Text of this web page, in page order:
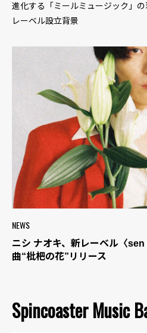
進化する「ミールミュージック」
レーベル設立背景
NEWS
ニシ ナオキ、新レーベル〈
曲“枇杷の花”リリース
Spincoaster Music